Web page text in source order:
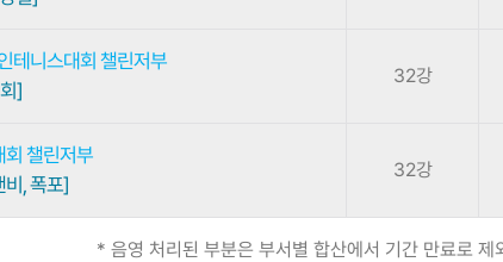
테니스대회 챌린저부
]
32강
회 챌린저부
, 폭포]
32강
* 음영 처리된 부분은 부서별 합산에서 기간 만료로 제